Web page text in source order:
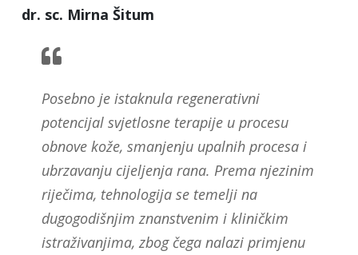
dr. sc. Mirna Šitum
Posebno je istaknula regenerativni
potencijal svjetlosne terapije u procesu
obnove kože, smanjenju upalnih procesa i
ubrzavanju cijeljenja rana. Prema njezinim
riječima, tehnologija se temelji na
dugogodišnjim znanstvenim i kliničkim
istraživanjima, zbog čega nalazi primjenu